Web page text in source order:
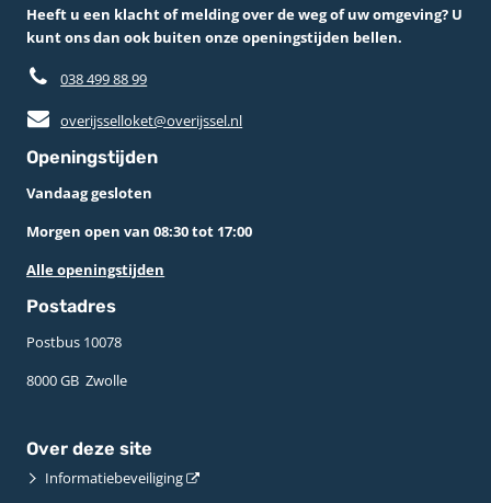
Heeft u een klacht of melding over de weg of uw omgeving? U
kunt ons dan ook buiten onze openingstijden bellen.
038 499 88 99
overijsselloket@overijssel.nl
Openingstijden
Vandaag gesloten
Morgen open van 08:30 tot 17:00
Alle openingstijden
Postadres
Postbus 10078 ­
8000 GB ­ Zwolle
Over deze site
Informatiebeveiliging